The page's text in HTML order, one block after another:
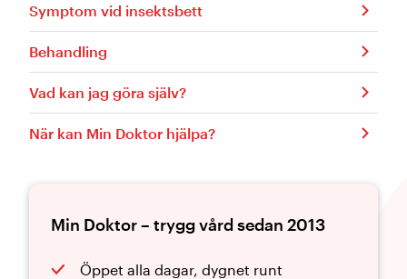
Symptom vid insektsbett
Behandling
Vad kan jag göra själv?
När kan Min Doktor hjälpa?
Min Doktor – trygg vård sedan 2013
Öppet alla dagar, dygnet runt